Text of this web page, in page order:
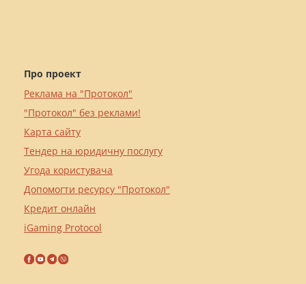
Про проект
Реклама на "Протокол"
"Протокол" без реклами!
Карта сайту
Тендер на юридичну послугу
Угода користувача
Допомогти ресурсу "Протокол"
Кредит онлайн
iGaming Protocol